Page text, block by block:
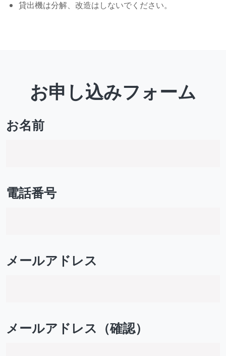
貸出機は分解、改造はしないでください。
お申し込みフォーム
お名前
電話番号
メールアドレス
メールアドレス（確認）